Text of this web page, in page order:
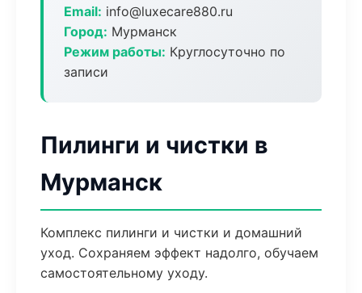
Email: info@luxecare880.ru
Город: Мурманск
Режим работы: Круглосуточно по
записи
Пилинги и чистки в
Мурманск
Комплекс пилинги и чистки и домашний
уход. Сохраняем эффект надолго, обучаем
самостоятельному уходу.